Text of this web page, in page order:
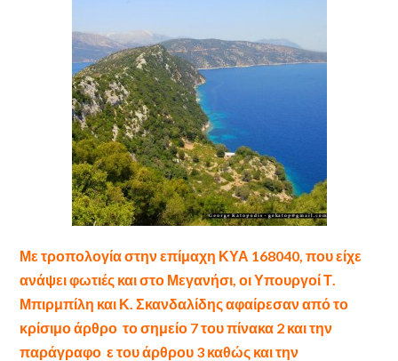
Με τροπολογία στην επίμαχη ΚΥΑ 168040, που είχε
ανάψει φωτιές και στο Μεγανήσι, οι Υπουργοί Τ.
Μπιρμπίλη και Κ. Σκανδαλίδης αφαίρεσαν από το
κρίσιμο άρθρο το σημείο 7 του πίνακα 2 και την
παράγραφο ε του άρθρου 3 καθώς και την